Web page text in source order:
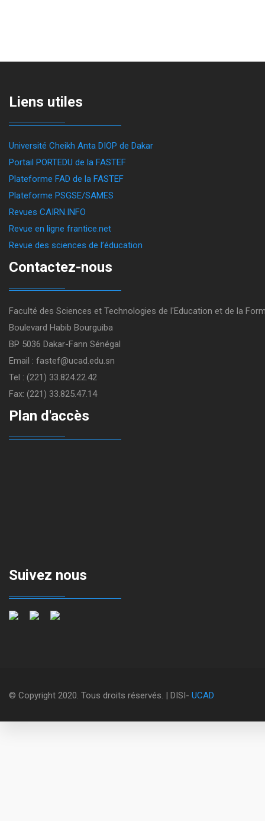
Liens utiles
Université Cheikh Anta DIOP de Dakar
Portail PORTEDU de la FASTEF
Plateforme FAD de la FASTEF
Plateforme PSGSE/SAMES
Revues CAIRN.INFO
Revue en ligne frantice.net
Revue des sciences de l’éducation
Contactez-nous
Faculté des Sciences et Technologies de l'Education et de la
Boulevard Habib Bourguiba
BP 5036 Dakar-Fann Sénégal
Email : fastef@ucad.edu.sn
Tel : (221) 33.824.22.42
Fax: (221) 33.825.47.14
Plan d'accès
Suivez nous
© Copyright 2020. Tous droits réservés. | DISI- UCAD